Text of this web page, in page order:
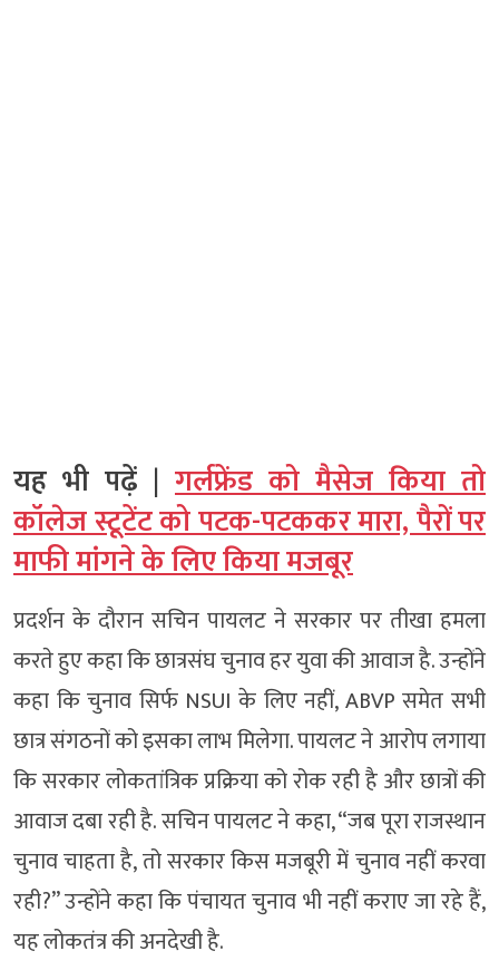
यह भी पढ़ें | गर्लफ्रेंड को मैसेज किया तो
कॉलेज स्टूटेंट को पटक-पटककर मारा, पैरों पर
माफी मांगने के लिए किया मजबूर
प्रदर्शन के दौरान सचिन पायलट ने सरकार पर तीखा हमला
करते हुए कहा कि छात्रसंघ चुनाव हर युवा की आवाज है. उन्होंने
कहा कि चुनाव सिर्फ NSUI के लिए नहीं, ABVP समेत सभी
छात्र संगठनों को इसका लाभ मिलेगा. पायलट ने आरोप लगाया
कि सरकार लोकतांत्रिक प्रक्रिया को रोक रही है और छात्रों की
आवाज दबा रही है. सचिन पायलट ने कहा, “जब पूरा राजस्थान
चुनाव चाहता है, तो सरकार किस मजबूरी में चुनाव नहीं करवा
रही?” उन्होंने कहा कि पंचायत चुनाव भी नहीं कराए जा रहे हैं,
यह लोकतंत्र की अनदेखी है.